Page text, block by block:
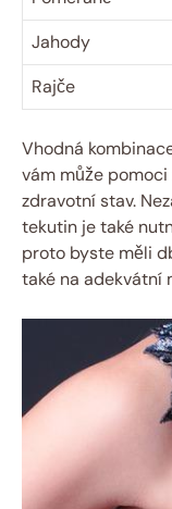
Jahody
Rajče
Vhodná
vám může
zdravotní stav.
tekutin je také
proto byste měli
také na adekvátní